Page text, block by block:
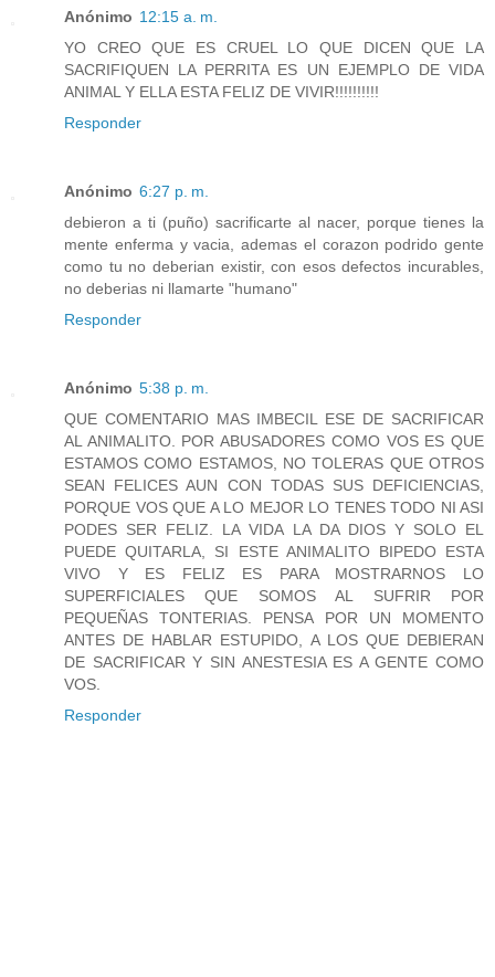
Anónimo 12:15 a. m.
YO CREO QUE ES CRUEL LO QUE DICEN QUE LA
SACRIFIQUEN LA PERRITA ES UN EJEMPLO DE VIDA
ANIMAL Y ELLA ESTA FELIZ DE VIVIR!!!!!!!!!!
Responder
Anónimo 6:27 p. m.
debieron a ti (puño) sacrificarte al nacer, porque tienes la
mente enferma y vacia, ademas el corazon podrido gente
como tu no deberian existir, con esos defectos incurables,
no deberias ni llamarte "humano"
Responder
Anónimo 5:38 p. m.
QUE COMENTARIO MAS IMBECIL ESE DE SACRIFICAR
AL ANIMALITO. POR ABUSADORES COMO VOS ES QUE
ESTAMOS COMO ESTAMOS, NO TOLERAS QUE OTROS
SEAN FELICES AUN CON TODAS SUS DEFICIENCIAS,
PORQUE VOS QUE A LO MEJOR LO TENES TODO NI ASI
PODES SER FELIZ. LA VIDA LA DA DIOS Y SOLO EL
PUEDE QUITARLA, SI ESTE ANIMALITO BIPEDO ESTA
VIVO Y ES FELIZ ES PARA MOSTRARNOS LO
SUPERFICIALES QUE SOMOS AL SUFRIR POR
PEQUEÑAS TONTERIAS. PENSA POR UN MOMENTO
ANTES DE HABLAR ESTUPIDO, A LOS QUE DEBIERAN
DE SACRIFICAR Y SIN ANESTESIA ES A GENTE COMO
VOS.
Responder